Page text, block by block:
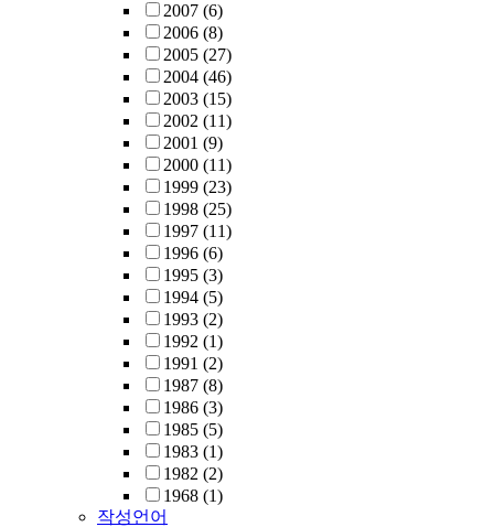
2007 (6)
2006 (8)
2005 (27)
2004 (46)
2003 (15)
2002 (11)
2001 (9)
2000 (11)
1999 (23)
1998 (25)
1997 (11)
1996 (6)
1995 (3)
1994 (5)
1993 (2)
1992 (1)
1991 (2)
1987 (8)
1986 (3)
1985 (5)
1983 (1)
1982 (2)
1968 (1)
작성언어